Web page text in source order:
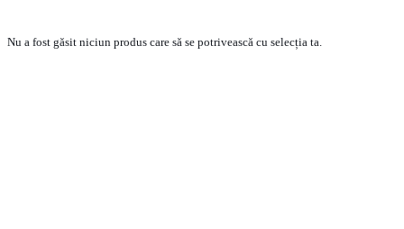
Nu a fost găsit niciun produs care să se potrivească cu selecția ta.